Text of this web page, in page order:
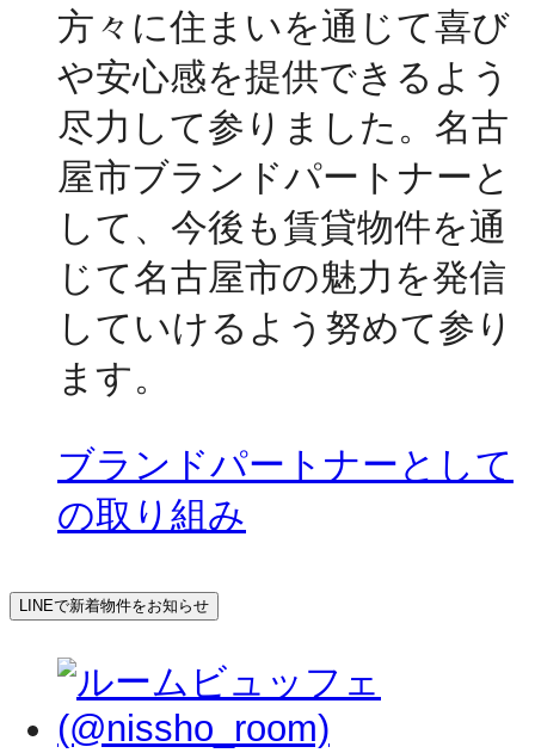
方々に住まいを通じて喜び
や安心感を提供できるよう
尽力して参りました。名古
屋市ブランドパートナーと
して、今後も賃貸物件を通
じて名古屋市の魅力を発信
していけるよう努めて参り
ます。
ブランドパートナーとして
の取り組み
LINEで新着物件をお知らせ